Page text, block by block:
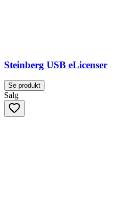
Steinberg USB eLicenser
Se produkt
Salg